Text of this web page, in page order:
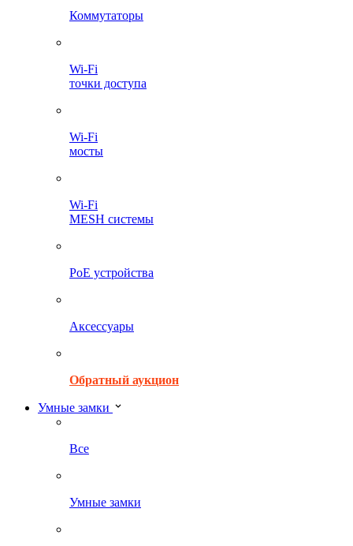
Коммутаторы
Wi-Fi
точки доступа
Wi-Fi
мосты
Wi-Fi
MESH системы
PoE устройства
Аксессуары
Обратный аукцион
Умные замки
Все
Умные замки